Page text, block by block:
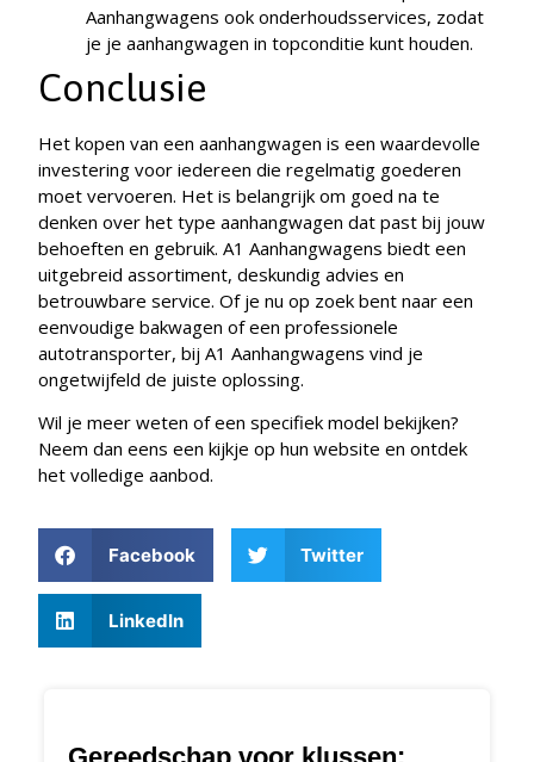
Aanhangwagens ook onderhoudsservices, zodat
je je aanhangwagen in topconditie kunt houden.
Conclusie
Het kopen van een aanhangwagen is een waardevolle
investering voor iedereen die regelmatig goederen
moet vervoeren. Het is belangrijk om goed na te
denken over het type aanhangwagen dat past bij jouw
behoeften en gebruik. A1 Aanhangwagens biedt een
uitgebreid assortiment, deskundig advies en
betrouwbare service. Of je nu op zoek bent naar een
eenvoudige bakwagen of een professionele
autotransporter, bij A1 Aanhangwagens vind je
ongetwijfeld de juiste oplossing.
Wil je meer weten of een specifiek model bekijken?
Neem dan eens een kijkje op hun website en ontdek
het volledige aanbod.
Facebook Twitter
LinkedIn